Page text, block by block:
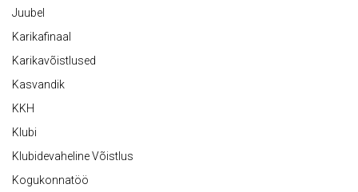
Juubel
Karikafinaal
Karikavõistlused
Kasvandik
KKH
Klubi
Klubidevaheline Võistlus
Kogukonnatöö